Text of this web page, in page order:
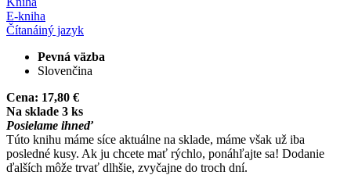
E-kniha
Čítanáiný jazyk
Pevná väzba
Slovenčina
Cena: 17,80 €
Na sklade 3 ks
Posielame ihneď
Túto knihu máme síce aktuálne na sklade, máme však už iba
posledné kusy. Ak ju chcete mať rýchlo, ponáhľajte sa! Dodanie
ďalších môže trvať dlhšie, zvyčajne do troch dní.